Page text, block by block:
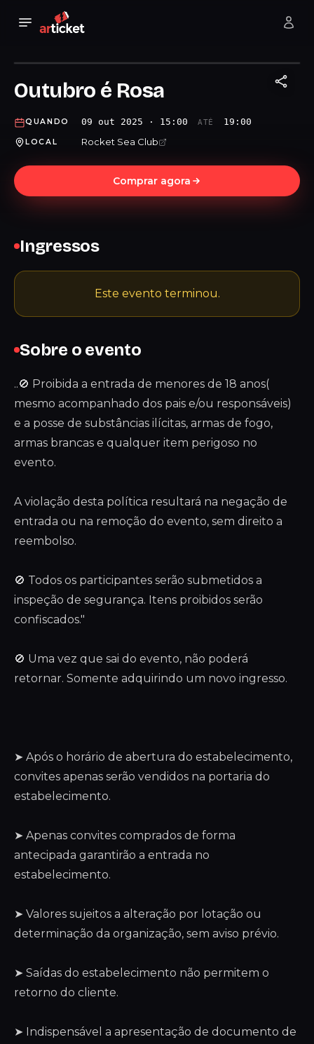
Outubro é Rosa
QUANDO 09 out 2025 · 15:00 ATÉ 19:00
LOCAL Rocket Sea Club
Comprar agora
Sobre o evento
..🚫 Proibida a entrada de menores de 18 anos(
mesmo acompanhado dos pais e/ou responsáveis)
e a posse de substâncias ilícitas, armas de fogo,
armas brancas e qualquer item perigoso no
evento.
A violação desta política resultará na negação de
entrada ou na remoção do evento, sem direito a
reembolso.
🚫 Todos os participantes serão submetidos a
inspeção de segurança. Itens proibidos serão
confiscados."
🚫 Uma vez que sai do evento, não poderá
retornar. Somente adquirindo um novo ingresso.
➤ Após o horário de abertura do estabelecimento,
convites apenas serão vendidos na portaria do
estabelecimento.
➤ Apenas convites comprados de forma
antecipada garantirão a entrada no
estabelecimento.
➤ Valores sujeitos a alteração por lotação ou
determinação da organização, sem aviso prévio.
➤ Saídas do estabelecimento não permitem o
retorno do cliente.
➤ Indispensável a apresentação de documento de
Ingressos
Este evento terminou.